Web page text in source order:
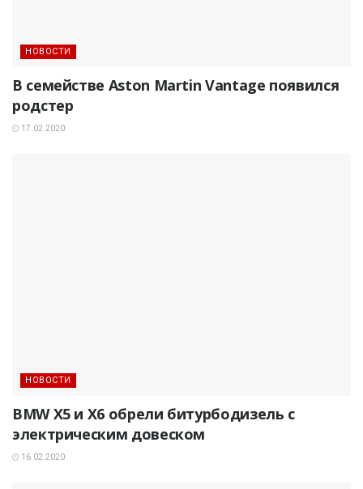
НОВОСТИ
В семействе Aston Martin Vantage появился
родстер
17.02.2020
НОВОСТИ
BMW X5 и X6 обрели битурбодизель с
электрическим довеском
16.02.2020